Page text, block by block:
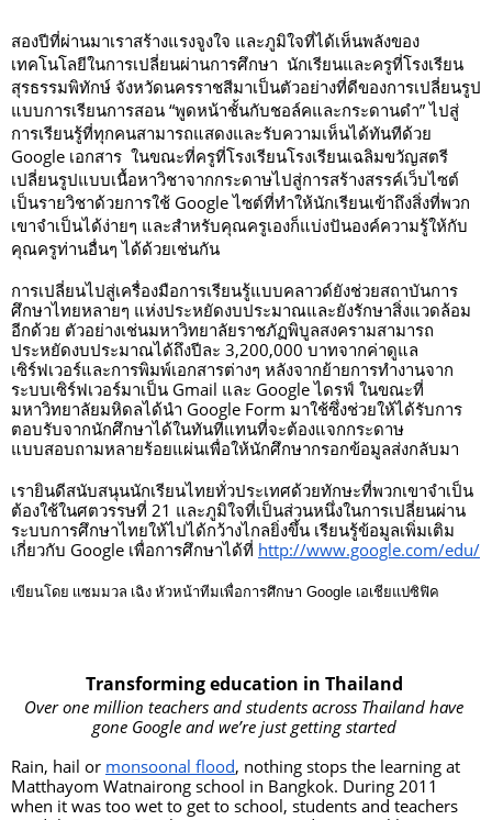
สองปีที่ผ่านมาเราสร้างแรงจูงใจ และภูมิใจที่ได้เห็นพลังของ
เทคโนโลยีในการเปลี่ยนผ่านการศึกษา  นักเรียนและครูที่โรงเรียน
สุรธรรมพิทักษ์ จังหวัดนครราชสีมาเป็นตัวอย่างที่ดีของการเปลี่ยนรูป
แบบการเรียนการสอน “พูดหน้าชั้นกับชอล์คและกระดานดำ” ไปสู่
การเรียนรู้ที่ทุกคนสามารถแสดงและรับความเห็นได้ทันทีด้วย
Google เอกสาร  ในขณะที่ครูที่โรงเรียนโรงเรียนเฉลิมขวัญสตรี
เปลี่ยนรูปแบบเนื้อหาวิชาจากกระดาษไปสู่การสร้างสรรค์เว็บไซต์
เป็นรายวิชาด้วยการใช้ Google ไซต์ที่ทำให้นักเรียนเข้าถึงสิ่งที่พวก
เขาจำเป็นได้ง่ายๆ และสำหรับคุณครูเองก็แบ่งปันองค์ความรู้ให้กับ
คุณครูท่านอื่นๆ ได้ด้วยเช่นกัน
การเปลี่ยนไปสู่เครื่องมือการเรียนรู้แบบคลาวด์ยังช่วยสถาบันการ
ศึกษาไทยหลายๆ แห่งประหยัดงบประมาณและยังรักษาสิ่งแวดล้อม
อีกด้วย ตัวอย่างเช่นมหาวิทยาลัยราชภัฏพิบูลสงครามสามารถ
ประหยัดงบประมาณได้ถึงปีละ 3,200,000 บาทจากค่าดูแล
เซิร์ฟเวอร์และการพิมพ์เอกสารต่างๆ หลังจากย้ายการทำงานจาก
ระบบเซิร์ฟเวอร์มาเป็น Gmail และ Google ไดรฟ์ ในขณะที่
มหาวิทยาลัยมหิดลได้นำ Google Form มาใช้ซึ่งช่วยให้ได้รับการ
ตอบรับจากนักศึกษาได้ในทันทีแทนที่จะต้องแจกกระดาษ
แบบสอบถามหลายร้อยแผ่นเพื่อให้นักศึกษากรอกข้อมูลส่งกลับมา
เรายินดีสนับสนุนนักเรียนไทยทั่วประเทศด้วยทักษะที่พวกเขาจำเป็น
ต้องใช้ในศตวรรษที่ 21 และภูมิใจที่เป็นส่วนหนึ่งในการเปลี่ยนผ่าน
ระบบการศึกษาไทยให้ไปได้กว้างไกลยิ่งขึ้น เรียนรู้ข้อมูลเพิ่มเติม
เกี่ยวกับ Google เพื่อการศึกษาได้ที่ http://www.google.com/edu/
เขียนโดย เเซมมวล เฉิง หัวหน้าทีมเพื่อการศึกษา Google เอเชียแปซิฟิค
Transforming education in Thailand
Over one million teachers and students across Thailand have
gone Google and we’re just getting started
Rain, hail or monsoonal flood, nothing stops the learning at
Matthayom Watnairong school in Bangkok. During 2011
when it was too wet to get to school, students and teachers